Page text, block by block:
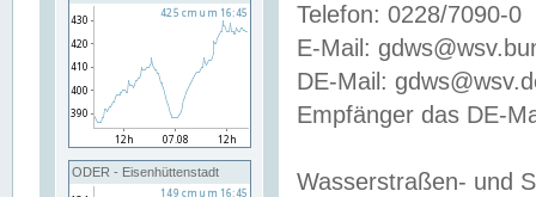
ODER - Eisenhüttenstadt
Telefon: 0228/7090-0
E-Mail:
DE-Mail:
Empfänger das DE-
Wasserstraßen- und